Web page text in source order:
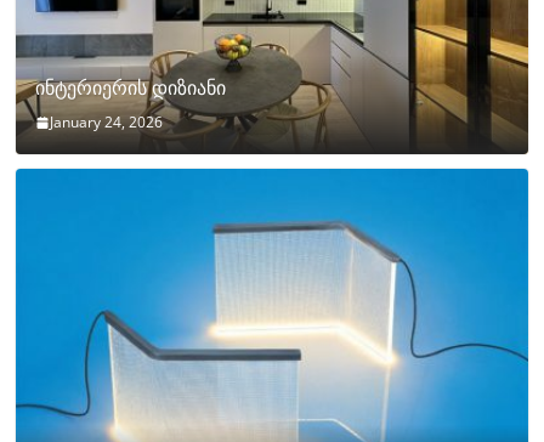
ინტერიერის დიზიანი
January 24, 2026